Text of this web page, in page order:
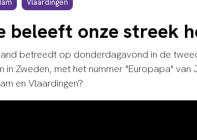
beleeft onze streek
betreedt op donderdagavond in de
in Zweden, met het nummer "Europapa"
en Vlaardingen?